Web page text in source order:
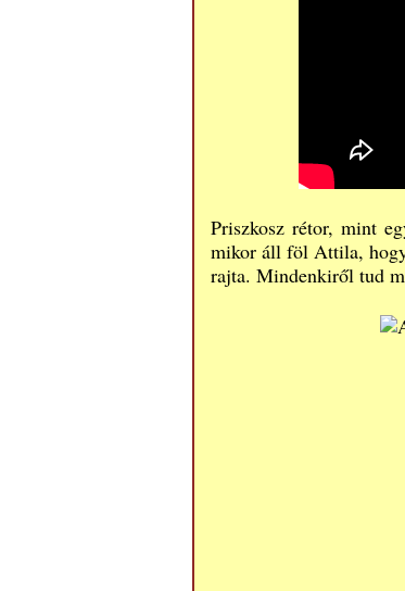
Priszkosz rétor, mint
mikor áll föl Attila,
rajta. Mindenkiről tud